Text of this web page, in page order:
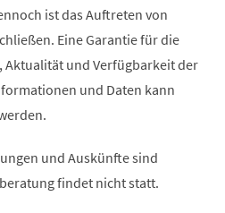
ist das Auftreten von
Eine Garantie für die
und Verfügbarkeit der
und Daten kann
und Auskünfte sind
findet nicht statt.